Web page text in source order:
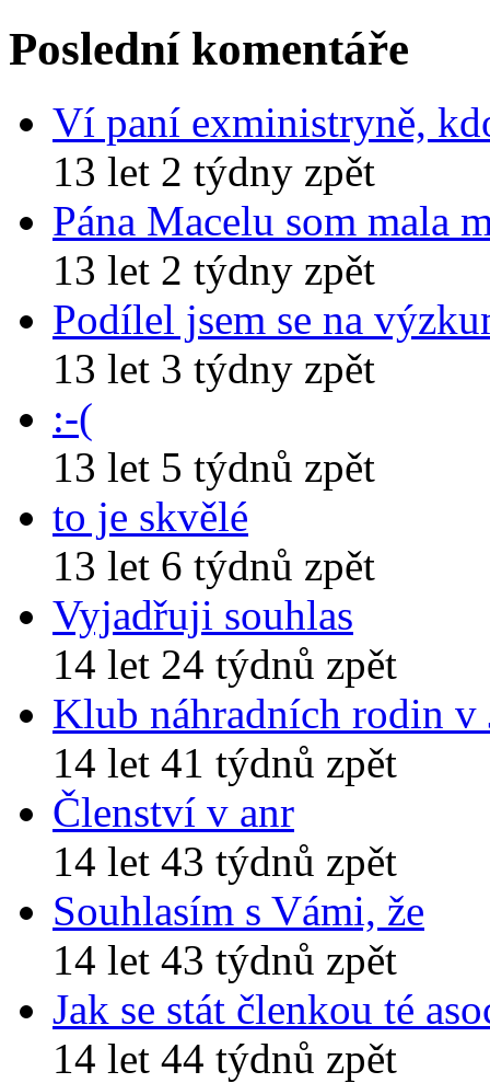
Poslední komentáře
Ví paní exministryně,
13 let 2 týdny zpět
Pána Macelu som mala
13 let 2 týdny zpět
Podílel jsem se na
13 let 3 týdny zpět
:-(
13 let 5 týdnů zpět
to je skvělé
13 let 6 týdnů zpět
Vyjadřuji souhlas
14 let 24 týdnů zpět
Klub náhradních rodin v
14 let 41 týdnů zpět
Členství v anr
14 let 43 týdnů zpět
Souhlasím s Vámi, že
14 let 43 týdnů zpět
Jak se stát členkou té
14 let 44 týdnů zpět